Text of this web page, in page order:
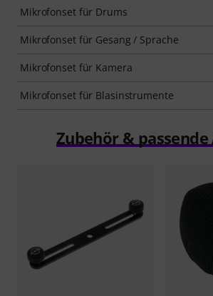
Mikrofonset für Drums
Mikrofonset für Gesang / Sprache
Mikrofonset für Kamera
Mikrofonset für Blasinstrumente
Zubehör &